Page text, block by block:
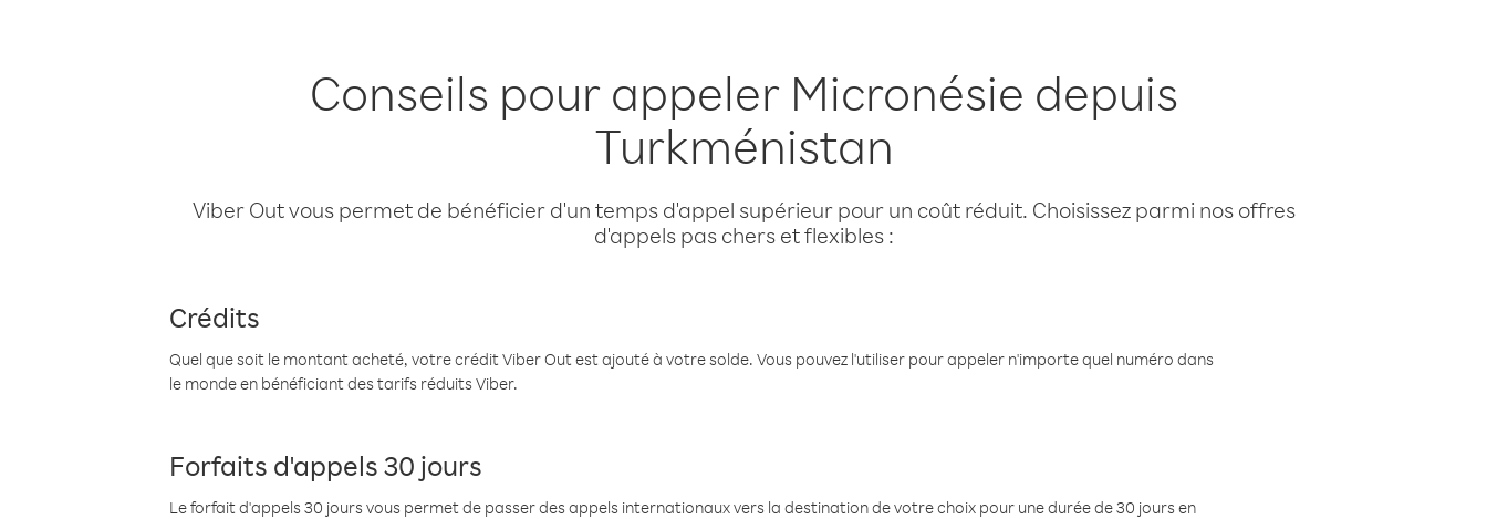
Conseils pour appeler Micronésie depuis
Turkménistan
Viber Out vous permet de bénéficier d'un temps d'appel supérieur pour un coût réduit. Choisissez parmi nos offres
d'appels pas chers et flexibles :
Crédits
Quel que soit le montant acheté, votre crédit Viber Out est ajouté à votre solde. Vous pouvez l'utiliser pour appeler n'importe quel numéro dans
le monde en bénéficiant des tarifs réduits Viber.
Forfaits d'appels 30 jours
Le forfait d'appels 30 jours vous permet de passer des appels internationaux vers la destination de votre choix pour une durée de 30 jours en